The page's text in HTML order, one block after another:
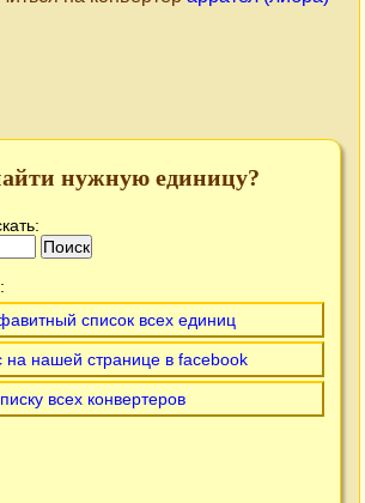
нужную единицу?
список всех единиц
на нашей странице в facebook
всех конвертеров